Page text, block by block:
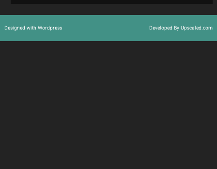
Designed with Wordpress Developed By Upscaled.com